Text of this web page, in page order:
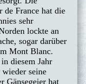
de France hat die
sehr
lockte an
sogar darüber
Mont Blanc.
diesem Jahr
seine
Gänsegeier hat